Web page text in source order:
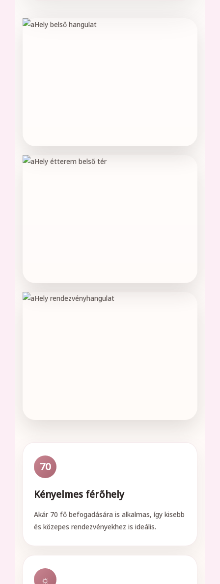
70
Kényelmes férőhely
Akár 70 fő befogadására is alkalmas, így kisebb
és közepes rendezvényekhez is ideális.
☼